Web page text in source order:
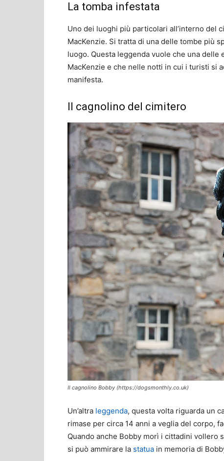
La tomba infestata
Uno dei luoghi più particolari all’interno del
MacKenzie. Si tratta di una delle tombe più
luogo. Questa leggenda vuole che una
MacKenzie e che nelle notti in cui i turisti si
manifesta.
Il cagnolino del cimitero
Il cagnolino Bobby (https://dogsmonthly.co.uk)
Un’altra leggenda, questa volta riguarda un
rimase per circa 14 anni a veglia del corpo,
Quando anche Bobby morì i cittadini
si può ammirare la statua in memoria di